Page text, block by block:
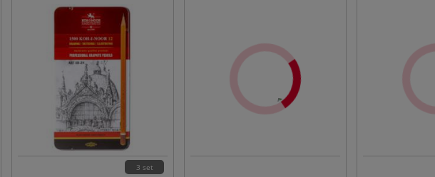
3 set